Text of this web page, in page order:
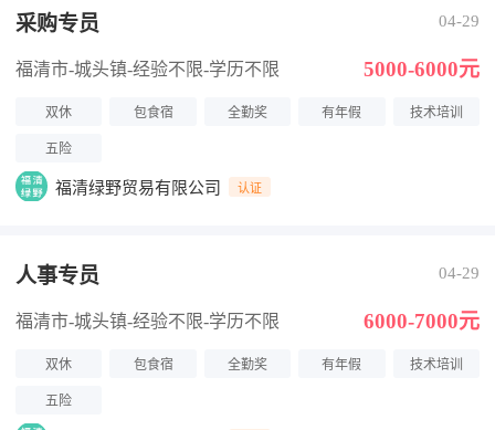
采购专员 04-29
福清市-城头镇-经验不限-学历不限 5000-6000元
双休 包食宿 全勤奖 有年假 技术培训
五险
福清绿野贸易有限公司 认证
人事专员 04-29
福清市-城头镇-经验不限-学历不限 6000-7000元
双休 包食宿 全勤奖 有年假 技术培训
五险